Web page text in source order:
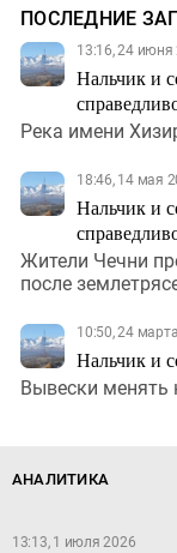
ПОСЛЕДНИЕ
13:16, 24 июня
Нальчик и
Река имени
18:46, 14 мая
Нальчик и
Жители Чечни
после
10:50, 24
Нальчик и
Вывески менять
АНАЛИТИКА
13:13, 1 июля 2026